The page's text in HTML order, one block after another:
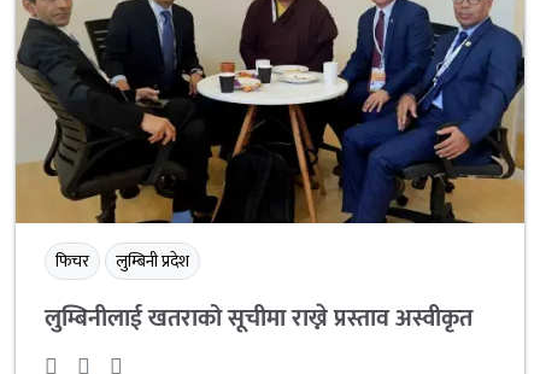
फिचर लुम्बिनी प्रदेश
लुम्बिनीलाई खतराको सूचीमा राख्ने प्रस्ताव अस्वीकृत